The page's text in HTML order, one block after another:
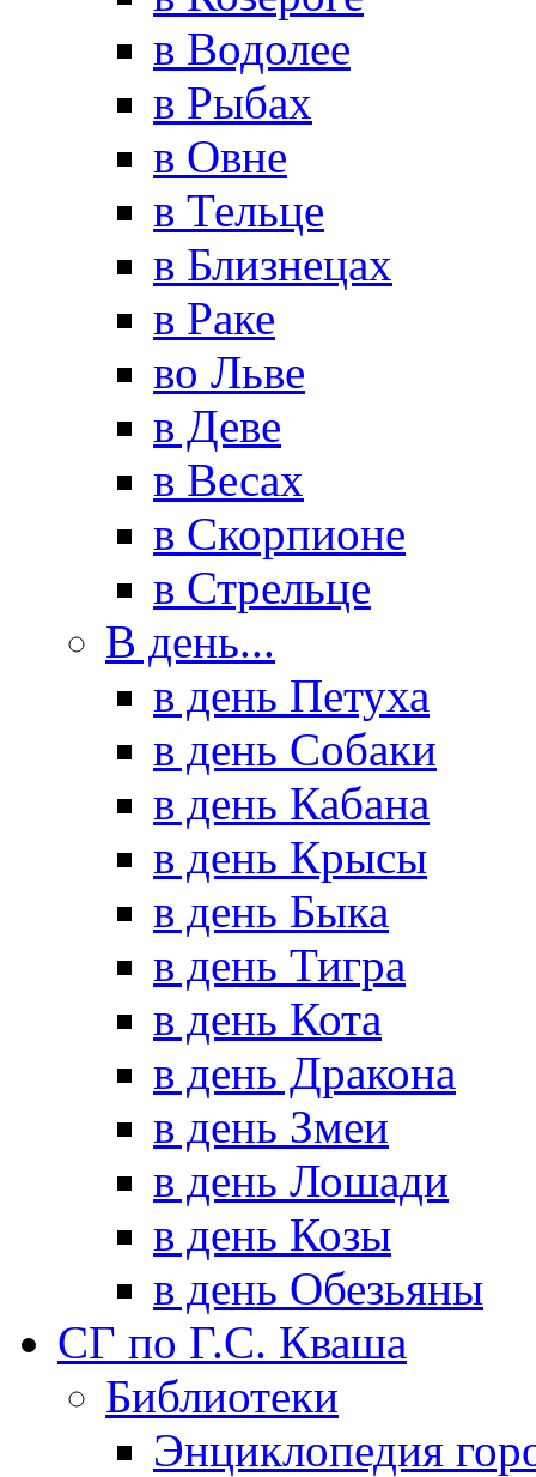
в Водолее
в Рыбах
в Овне
в Тельце
в Близнецах
в Раке
во Льве
в Деве
в Весах
в Скорпионе
в Стрельце
В день...
в день Петуха
в день Собаки
в день Кабана
в день Крысы
в день Быка
в день Тигра
в день Кота
в день Дракона
в день Змеи
в день Лошади
в день Козы
в день Обезьяны
СГ по Г.С. Кваша
Библиотеки
Энциклопедия